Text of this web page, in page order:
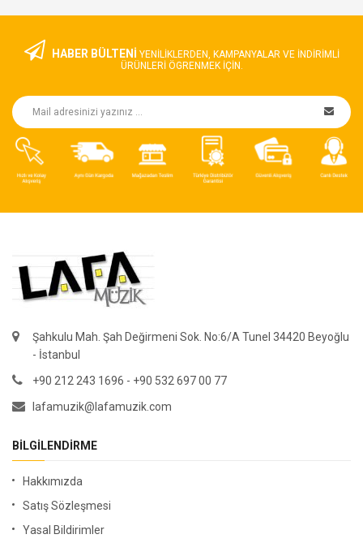
HABER BÜLTENİ YENILIKLERDEN, KAMPANYALAR VE INDIRIMLI
ÜRÜNLERI ÖGRENMEK IÇIN.
Şahkulu Mah. Şah Değirmeni Sok. No:6/A Tunel 34420 Beyoğlu
- İstanbul
+90 212 243 1696 - +90 532 697 00 77
lafamuzik@lafamuzik.com
BILGILENDIRME
Hakkımızda
Satış Sözleşmesi
Yasal Bildirimler